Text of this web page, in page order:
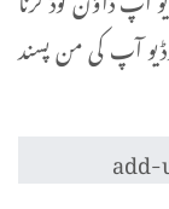
آپ کی من پسند